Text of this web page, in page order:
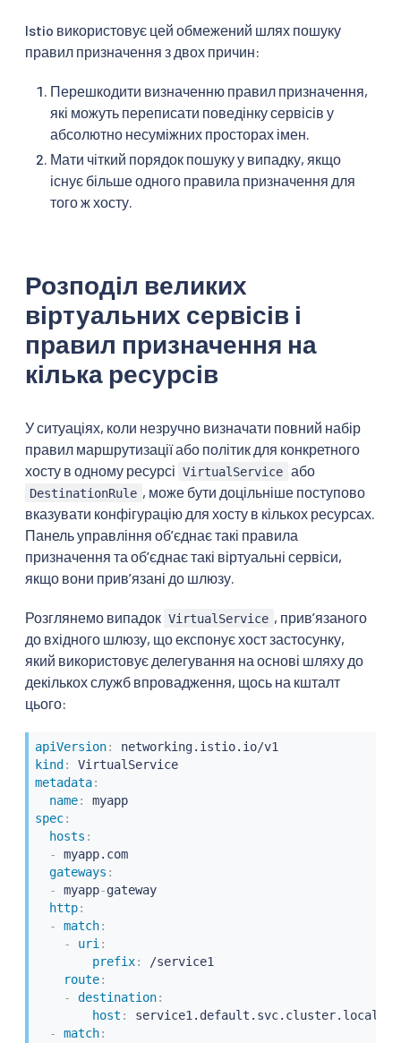
Istio використовує цей обмежений шлях пошуку
правил призначення з двох причин:
Перешкодити визначенню правил призначення,
які можуть переписати поведінку сервісів у
абсолютно несуміжних просторах імен.
Мати чіткий порядок пошуку у випадку, якщо
існує більше одного правила призначення для
того ж хосту.
Розподіл великих
віртуальних сервісів і
правил призначення на
кілька ресурсів
У ситуаціях, коли незручно визначати повний набір
правил маршрутизації або політик для конкретного
хосту в одному ресурсі VirtualService або
DestinationRule , може бути доцільніше поступово
вказувати конфігурацію для хосту в кількох ресурсах.
Панель управління обʼєднає такі правила
призначення та обʼєднає такі віртуальні сервіси,
якщо вони привʼязані до шлюзу.
Розглянемо випадок VirtualService , привʼязаного
до вхідного шлюзу, що експонує хост застосунку,
який використовує делегування на основі шляху до
декількох служб впровадження, щось на кшталт
цього:
apiVersion:
networking.istio.io/v1
kind :
VirtualService
metadata:
name:
myapp
spec:
hosts :
-
myapp.com
gateways :
-
myapp-gateway
http:
-
match:
-
uri:
prefix:
/service1
route:
-
destination:
host :
service1.default.svc.cluster.local
-
match: